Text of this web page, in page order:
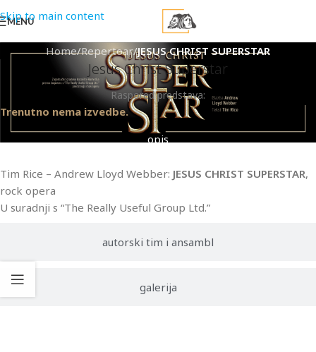
Skip to main content
MENU
Home/Repertoar/JESUS CHRIST SUPERSTAR
Jesus Christ Superstar
Raspored predstava:
Trenutno nema izvedbe.
opis
autorski tim i ansambl
galerija
Tim Rice – Andrew Lloyd Webber: JESUS CHRIST SUPERSTAR,
rock opera
U suradnji s “The Really Useful Group Ltd.”